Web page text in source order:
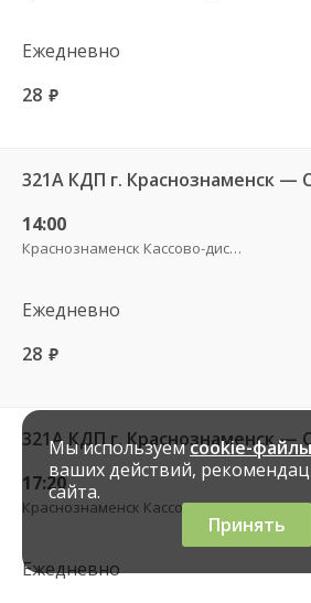
Ежедневно
28 руб.
321А КДП г. Краснознаменск —
14:00
Краснознаменск Кассово-диспетчерский пункт
Ежедневно
28 руб.
321А КДП г. Краснознаменск —
17:20
Краснознаменск Кассово-диспетчерский пункт
Ежедневно
Мы используемcookie-файлы
ваших действий,
сайта.
Принять